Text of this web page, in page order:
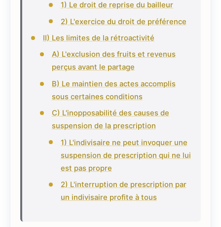
1) Le droit de reprise du bailleur
2) L'exercice du droit de préférence
II) Les limites de la rétroactivité
A) L'exclusion des fruits et revenus
perçus avant le partage
B) Le maintien des actes accomplis
sous certaines conditions
C) L'inopposabilité des causes de
suspension de la prescription
1) L'indivisaire ne peut invoquer une
suspension de prescription qui ne lui
est pas propre
2) L'interruption de prescription par
un indivisaire profite à tous